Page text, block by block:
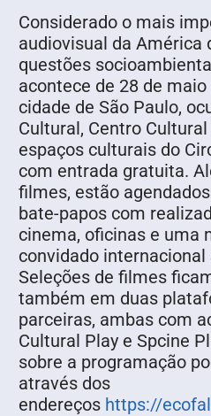
Considerado o mais
audiovisual da América
questões
acontece de 28 de
cidade de São Paulo,
Cultural, Centro
espaços culturais do
com entrada gratuita.
filmes, estão
bate-papos com
cinema, oficinas e uma
convidado internacional
Seleções de filmes
também em duas
parceiras, ambas com
Cultural Play e Spcine
sobre a programação
através dos
endereços https://